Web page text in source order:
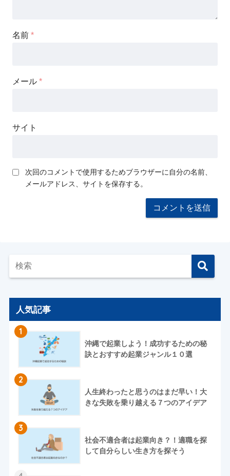
名前 *
メール *
サイト
次回のコメントで使用するためブラウザーに自分の名前、
メールアドレス、サイトを保存する。
人気記事
1
沖縄で起業しよう！成功するための秘
訣とおすすめ起業ジャンル１０選
2
人生終わったと思うのはまだ早い！大
きな失敗を乗り越える７つのアイデア
3
社会不適合者は起業向き？！適職を探
して自分らしい生き方を探そう